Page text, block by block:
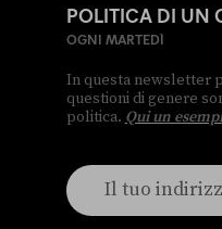
POLITICA DI UN
OGNI MARTEDÌ
In questa newsletter
questioni di genere
politica. Qui un